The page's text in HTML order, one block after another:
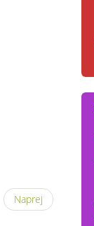
Naprej